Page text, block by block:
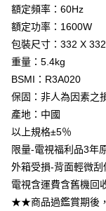
額定頻率：60Hz
額定功率：1600W
包裝尺寸：332 X
重量：5.4kg
BSMI：R3A020
保固：非人為因素之
產地：中國
以上規格±5％
限量-電視福利品3年
外箱受損-背面輕微刮
電視含運費含舊機回
★★商品過鑑賞期後